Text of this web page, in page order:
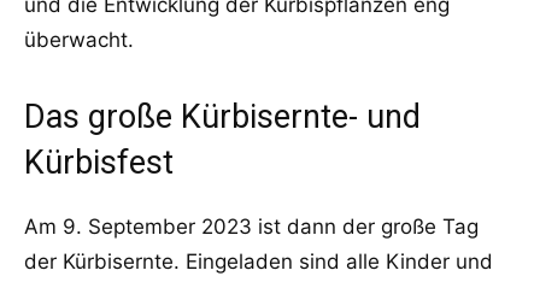
überwacht.
Das große Kürbisernte- und
Kürbisfest
Am 9. September 2023 ist dann der große Tag
der Kürbisernte. Eingeladen sind alle Kinder und